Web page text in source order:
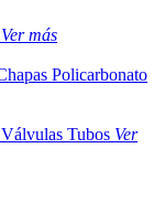
Ver más
Policarbonato
Válvulas Tubos Ver